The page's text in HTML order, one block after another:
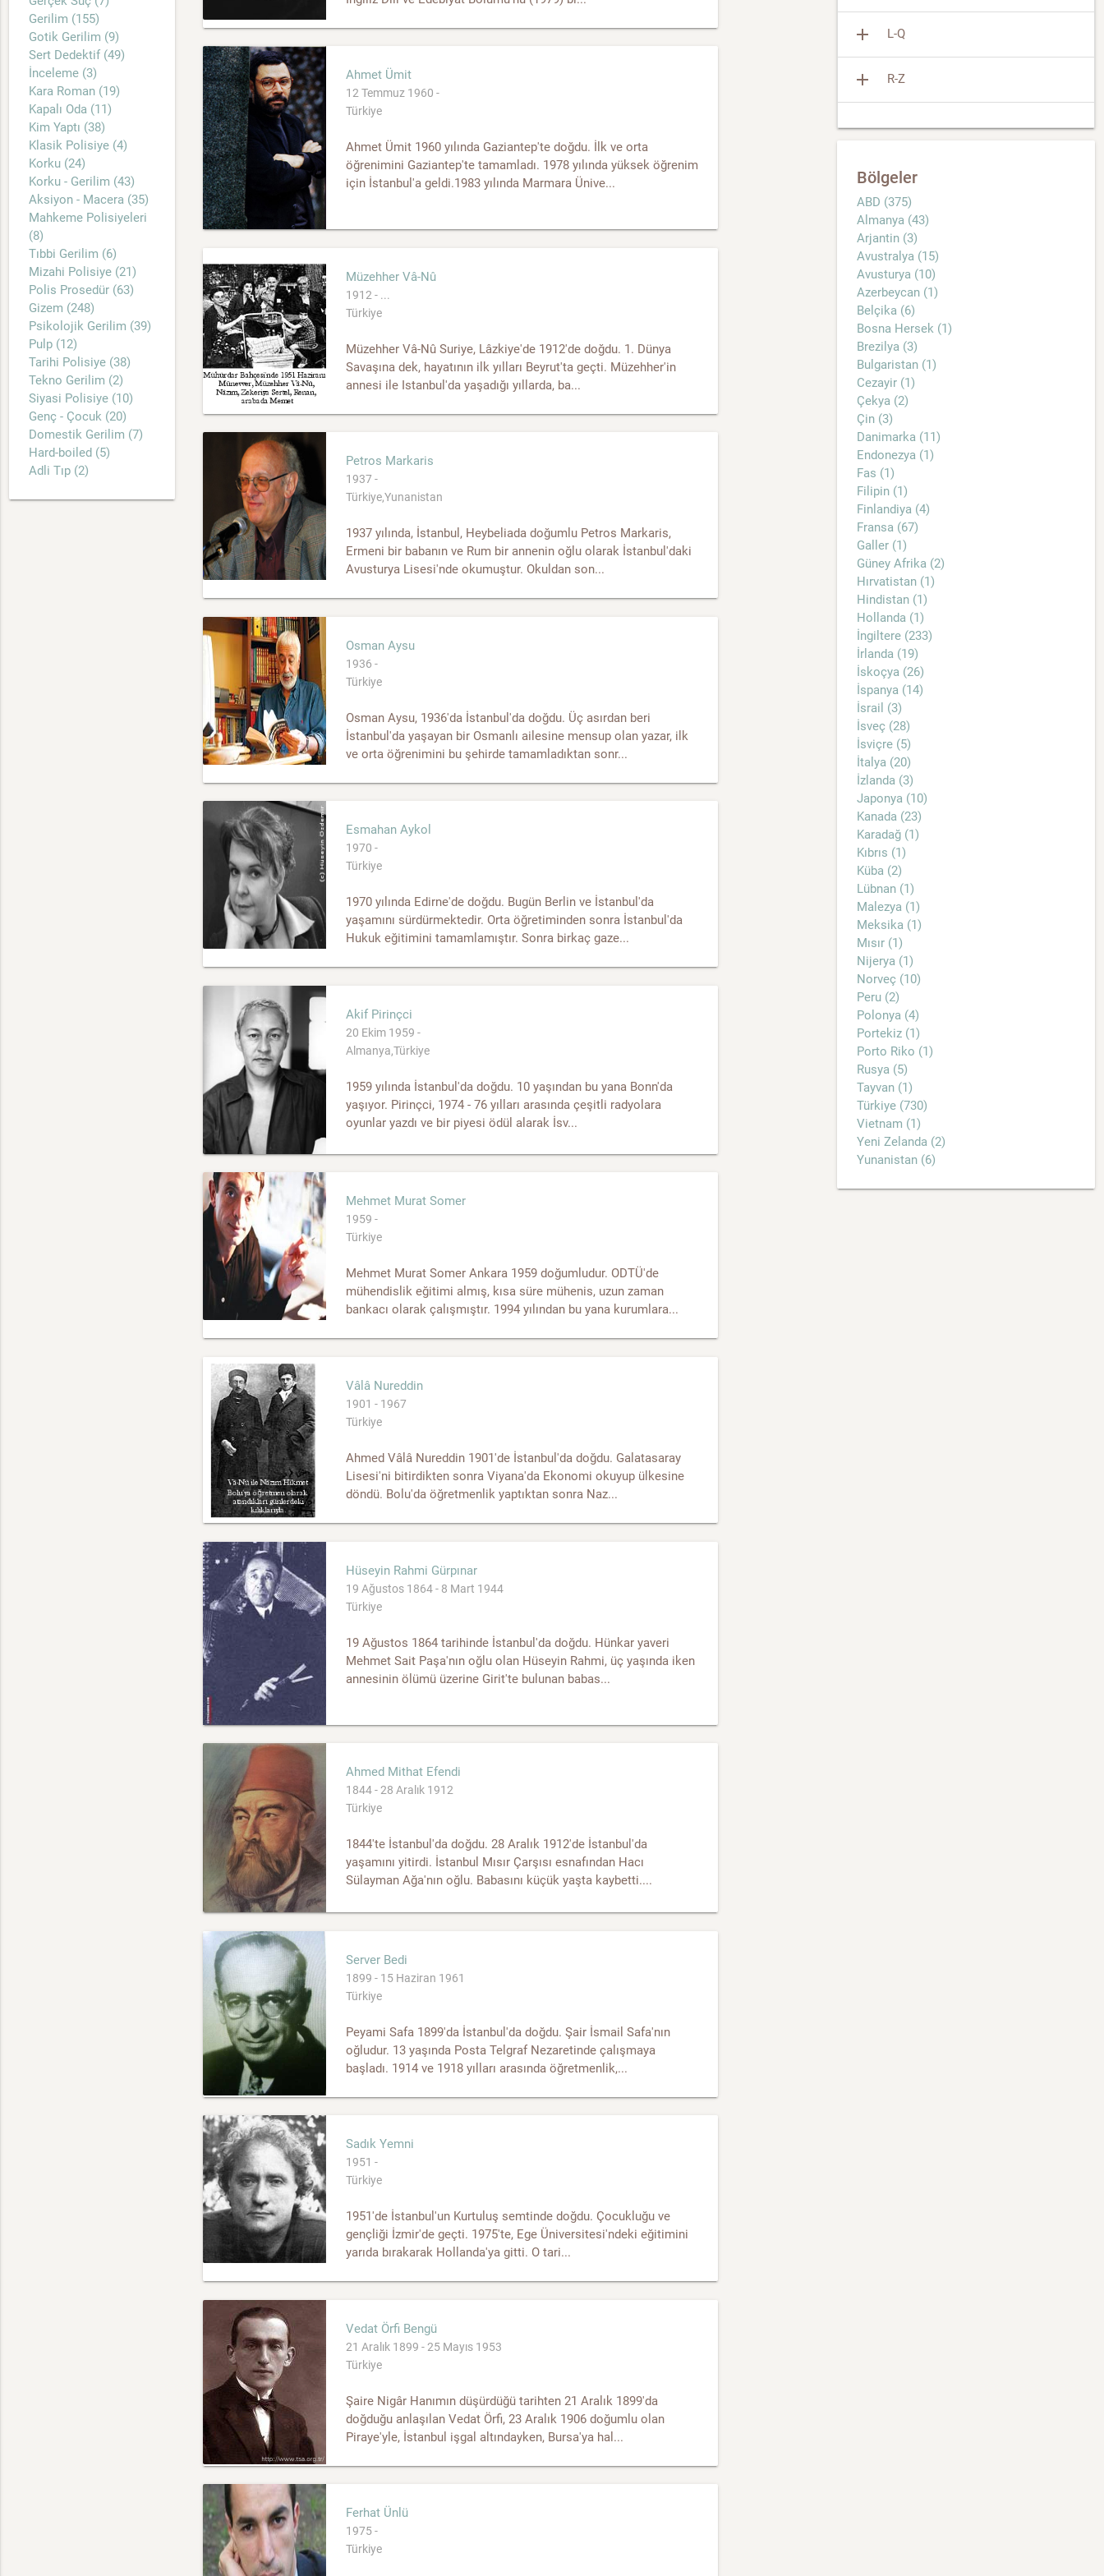
Gerilim (155)
Gotik Gerilim (9)
Sert Dedektif (49)
İnceleme (3)
Kara Roman (19)
Kapalı Oda (11)
Kim Yaptı (38)
Klasik Polisiye (4)
Korku (24)
Korku - Gerilim (43)
Aksiyon - Macera (35)
Mahkeme Polisiyeleri
(8)
Tıbbi Gerilim (6)
Mizahi Polisiye (21)
Polis Prosedür (63)
Gizem (248)
Psikolojik Gerilim (39)
Pulp (12)
Tarihi Polisiye (38)
Tekno Gerilim (2)
Siyasi Polisiye (10)
Genç - Çocuk (20)
Domestik Gerilim (7)
Hard-boiled (5)
Adli Tıp (2)
Ahmet Ümit
12 Temmuz 1960 -
Türkiye
Ahmet Ümit 1960 yılında Gaziantep'te doğdu. İlk ve orta
öğrenimini Gaziantep'te tamamladı. 1978 yılında yüksek öğrenim
için İstanbul'a geldi.1983 yılında Marmara Ünive...
Müzehher Vâ-Nû
1912 - ...
Türkiye
Müzehher Vâ-Nû Suriye, Lâzkiye'de 1912'de doğdu. 1. Dünya
Savaşına dek, hayatının ilk yılları Beyrut'ta geçti. Müzehher'in
annesi ile Istanbul'da yaşadığı yıllarda, ba...
Petros Markaris
1937 -
Türkiye,Yunanistan
1937 yılında, İstanbul, Heybeliada doğumlu Petros Markaris,
Ermeni bir babanın ve Rum bir annenin oğlu olarak İstanbul'daki
Avusturya Lisesi'nde okumuştur. Okuldan son...
Osman Aysu
1936 -
Türkiye
Osman Aysu, 1936'da İstanbul'da doğdu. Üç asırdan beri
İstanbul'da yaşayan bir Osmanlı ailesine mensup olan yazar, ilk
ve orta öğrenimini bu şehirde tamamladıktan sonr...
Esmahan Aykol
1970 -
Türkiye
1970 yılında Edirne'de doğdu. Bugün Berlin ve İstanbul'da
yaşamını sürdürmektedir. Orta öğretiminden sonra İstanbul'da
Hukuk eğitimini tamamlamıştır. Sonra birkaç gaze...
Akif Pirinçci
20 Ekim 1959 -
Almanya,Türkiye
1959 yılında İstanbul'da doğdu. 10 yaşından bu yana Bonn'da
yaşıyor. Pirinçci, 1974 - 76 yılları arasında çeşitli radyolara
oyunlar yazdı ve bir piyesi ödül alarak İsv...
Mehmet Murat Somer
1959 -
Türkiye
Mehmet Murat Somer Ankara 1959 doğumludur. ODTÜ'de
mühendislik eğitimi almış, kısa süre mühenis, uzun zaman
bankacı olarak çalışmıştır. 1994 yılından bu yana kurumlara...
Vâlâ Nureddin
1901 - 1967
Türkiye
Ahmed Vâlâ Nureddin 1901'de İstanbul'da doğdu. Galatasaray
Lisesi'ni bitirdikten sonra Viyana'da Ekonomi okuyup ülkesine
döndü. Bolu'da öğretmenlik yaptıktan sonra Naz...
Hüseyin Rahmi Gürpınar
19 Ağustos 1864 - 8 Mart 1944
Türkiye
19 Ağustos 1864 tarihinde İstanbul'da doğdu. Hünkar yaveri
Mehmet Sait Paşa'nın oğlu olan Hüseyin Rahmi, üç yaşında iken
annesinin ölümü üzerine Girit'te bulunan babas...
Ahmed Mithat Efendi
1844 - 28 Aralık 1912
Türkiye
1844'te İstanbul'da doğdu. 28 Aralık 1912'de İstanbul'da
yaşamını yitirdi. İstanbul Mısır Çarşısı esnafından Hacı
Sülayman Ağa'nın oğlu. Babasını küçük yaşta kaybetti....
Server Bedi
1899 - 15 Haziran 1961
Türkiye
Peyami Safa 1899'da İstanbul'da doğdu. Şair İsmail Safa'nın
oğludur. 13 yaşında Posta Telgraf Nezaretinde çalışmaya
başladı. 1914 ve 1918 yılları arasında öğretmenlik,...
Sadık Yemni
1951 -
Türkiye
1951'de İstanbul'un Kurtuluş semtinde doğdu. Çocukluğu ve
gençliği İzmir'de geçti. 1975'te, Ege Üniversitesi'ndeki eğitimini
yarıda bırakarak Hollanda'ya gitti. O tari...
Vedat Örfi Bengü
21 Aralık 1899 - 25 Mayıs 1953
Türkiye
Şaire Nigâr Hanımın düşürdüğü tarihten 21 Aralık 1899'da
doğduğu anlaşılan Vedat Örfi, 23 Aralık 1906 doğumlu olan
Piraye'yle, İstanbul işgal altındayken, Bursa'ya hal...
Ferhat Ünlü
1975 -
Türkiye
add L-Q
add R-Z
Bölgeler
ABD (375)
Almanya (43)
Arjantin (3)
Avustralya (15)
Avusturya (10)
Azerbeycan (1)
Belçika (6)
Bosna Hersek (1)
Brezilya (3)
Bulgaristan (1)
Cezayir (1)
Çekya (2)
Çin (3)
Danimarka (11)
Endonezya (1)
Fas (1)
Filipin (1)
Finlandiya (4)
Fransa (67)
Galler (1)
Güney Afrika (2)
Hırvatistan (1)
Hindistan (1)
Hollanda (1)
İngiltere (233)
İrlanda (19)
İskoçya (26)
İspanya (14)
İsrail (3)
İsveç (28)
İsviçre (5)
İtalya (20)
İzlanda (3)
Japonya (10)
Kanada (23)
Karadağ (1)
Kıbrıs (1)
Küba (2)
Lübnan (1)
Malezya (1)
Meksika (1)
Mısır (1)
Nijerya (1)
Norveç (10)
Peru (2)
Polonya (4)
Portekiz (1)
Porto Riko (1)
Rusya (5)
Tayvan (1)
Türkiye (730)
Vietnam (1)
Yeni Zelanda (2)
Yunanistan (6)